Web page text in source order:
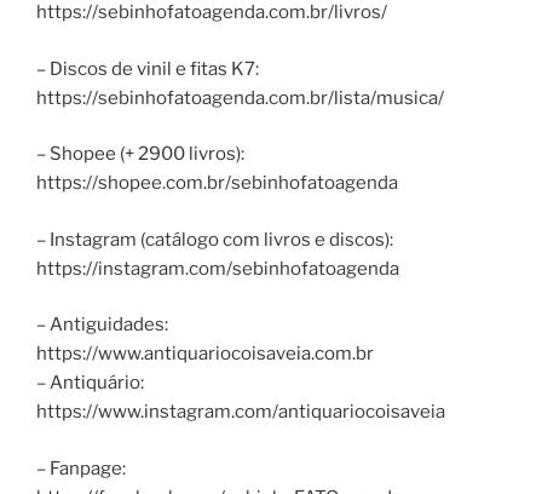
https://sebinhofatoagenda.com.br/livros/
– Discos de vinil e fitas K7:
https://sebinhofatoagenda.com.br/lista/musica/
– Shopee (+ 2900 livros):
https://shopee.com.br/sebinhofatoagenda
– Instagram (catálogo com livros e discos):
https://instagram.com/sebinhofatoagenda
– Antiguidades:
https://www.antiquariocoisaveia.com.br
– Antiquário:
https://www.instagram.com/antiquariocoisaveia
– Fanpage: